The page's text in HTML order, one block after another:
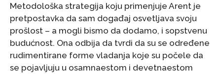
Metodološka strategija koju primenjuje Arent je
pretpostavka da sam događaj osvetljava svoju
prošlost – a mogli bismo da dodamo, i sopstvenu
budućnost. Ona odbija da tvrdi da su se određene
rudimentirane forme vladanja koje su počele da
se pojavljuju u osamnaestom i devetnaestom